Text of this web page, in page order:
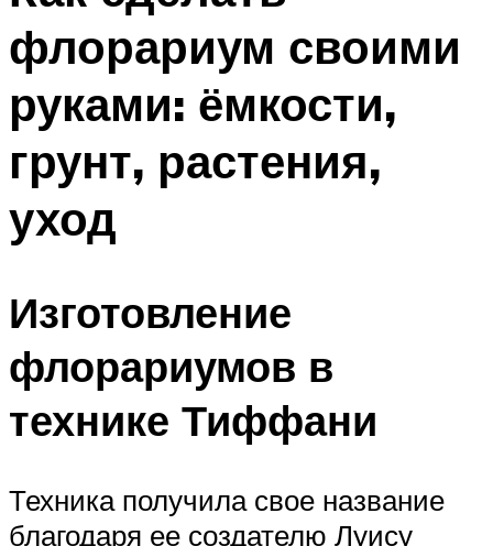
флорариум своими
руками: ёмкости,
грунт, растения,
уход
Изготовление
флорариумов в
технике Тиффани
Техника получила свое название
благодаря ее создателю Луису